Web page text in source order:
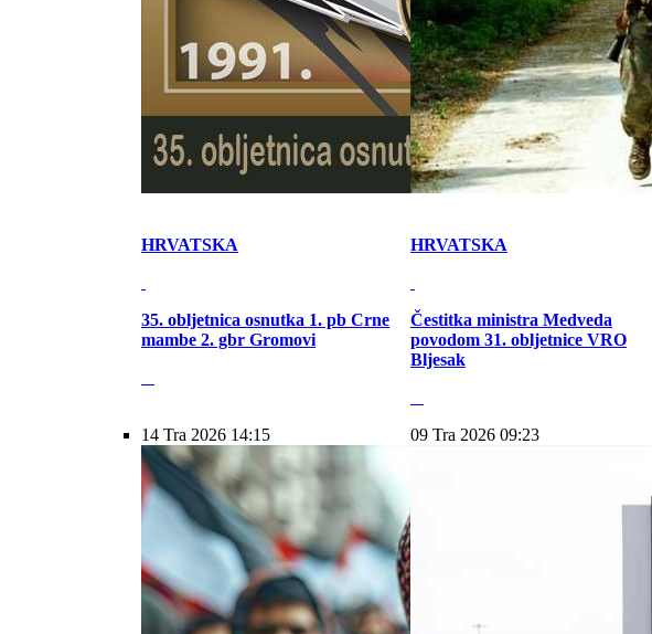
HRVATSKA
35. obljetnica osnutka 1. pb Crne
mambe 2. gbr Gromovi
HRVATSKA
Čestitka ministra Medveda
povodom 31. obljetnice VRO
Bljesak
14 Tra 2026 14:15 09 Tra 2026 09:23